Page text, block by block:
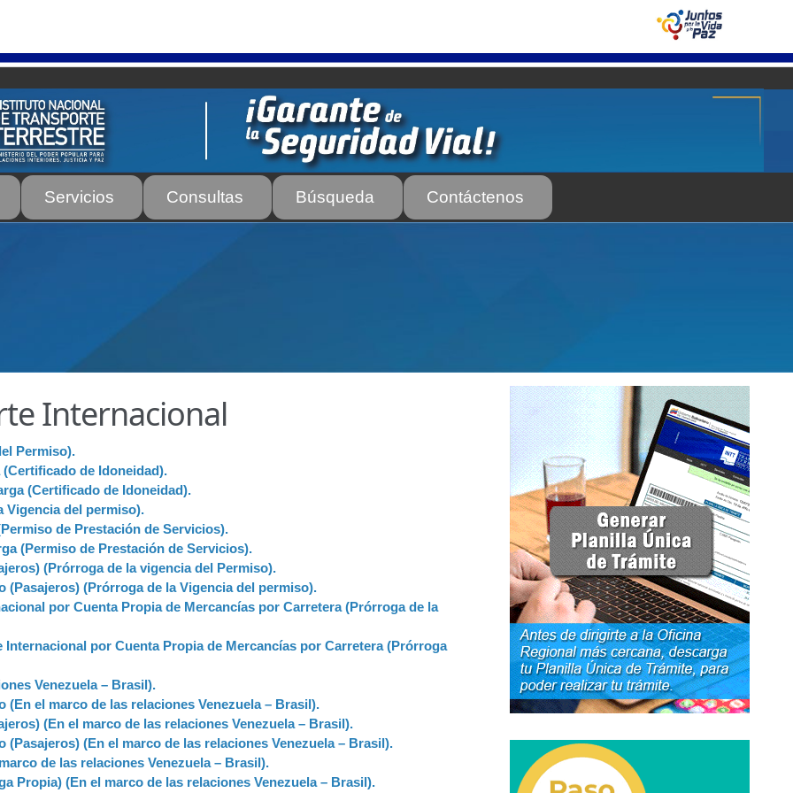
Servicios Consultas Búsqueda Contáctenos
e Instructores de Manejo Estacionamientos registrados ante el INTT Estructura Organizativa del INTT Homologación
Licencia para Conducir – Servicio Frecuente Marco Jurídico Medios Publicitarios Noticias
publicidad en vehículos.
(CPS) de Transporte Público de Personas (RUTAS SUB URBANAS-INTERURBANAS) – Frecuentes
Única de Trámite Registro Original de Licencia de Conducir Tercer Grado (3°).
(4°). Registro Original de Licencia para Conducir Quinto Grado (5°).
(2°) – (Mayores de 16 años). Registro Original de Licencia para Conducir Segundo Grado (2°) – (Mayores de 18 años).
– (Mayores de 16 y menores de 18 años).
Público y Privado de Personas – Servicio Frecuente Servicios Conexos
Estacionamiento Trabajos en la Vía Pública Transporte de Carga Transporte Internacional Transporte Público
Internacional
Permiso).
de Idoneidad).
(Certificado de Idoneidad).
Vigencia del permiso).
de Prestación de Servicios).
(Permiso de Prestación de Servicios).
(Prórroga de la vigencia del Permiso).
(Prórroga de la Vigencia del permiso).
por Cuenta Propia de Mercancías por Carretera (Prórroga de la
por Cuenta Propia de Mercancías por Carretera (Prórroga
Venezuela – Brasil).
el marco de las relaciones Venezuela – Brasil).
(En el marco de las relaciones Venezuela – Brasil).
(En el marco de las relaciones Venezuela – Brasil).
de las relaciones Venezuela – Brasil).
Propia) (En el marco de las relaciones Venezuela – Brasil).